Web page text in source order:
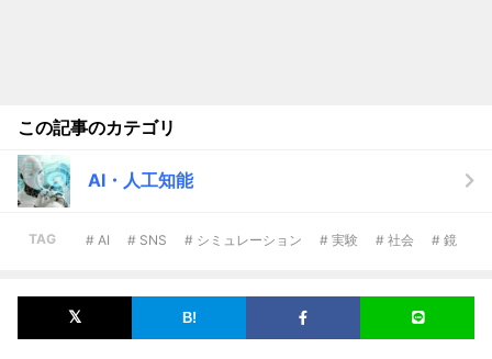
この記事のカテゴリ
AI・人工知能
TAG # AI # SNS # シミュレーション # 実験 # 社会 # 鏡